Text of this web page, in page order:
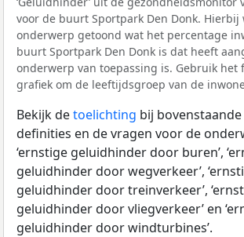
voor de buurt Sportpark Den Donk.
onderwerp getoond wat het percentage
buurt Sportpark Den Donk is dat heeft
onderwerp van toepassing is. Gebruik het
grafiek om de leeftijdsgroep van de
Bekijk detoelichting bij
definities en de vragen voor de
‘ernstige geluidhinder door buren’,
geluidhinder door wegverkeer’,
geluidhinder door treinverkeer’,
geluidhinder door vliegverkeer’ en
geluidhinder door windturbines’.